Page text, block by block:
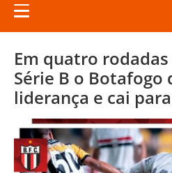
Em quatro
Série B o Botafogo
liderança e cai